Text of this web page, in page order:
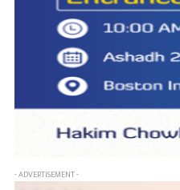
- ADVERTISEMENT -